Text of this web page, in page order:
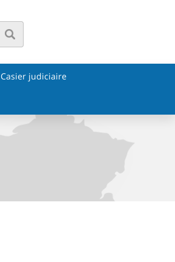
Casier judiciaire